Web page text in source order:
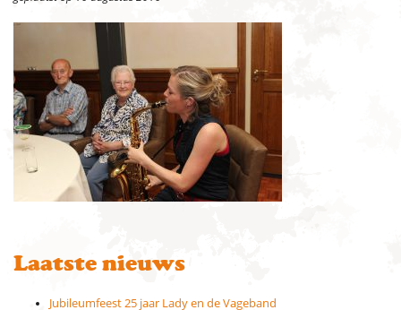
Laatste nieuws
Jubileumfeest 25 jaar Lady en de Vageband